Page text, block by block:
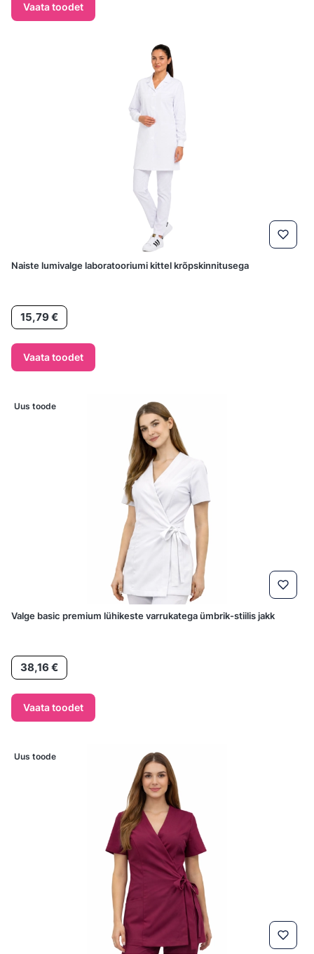
Vaata toodet
Naiste lumivalge laboratooriumi kittel krõpskinnitusega
Hind15,79 €
Vaata toodet
Uus toode
Valge basic premium lühikeste varrukatega ümbrik-stiilis jakk
Hind
38,16 €
Vaata toodet
Uus toode